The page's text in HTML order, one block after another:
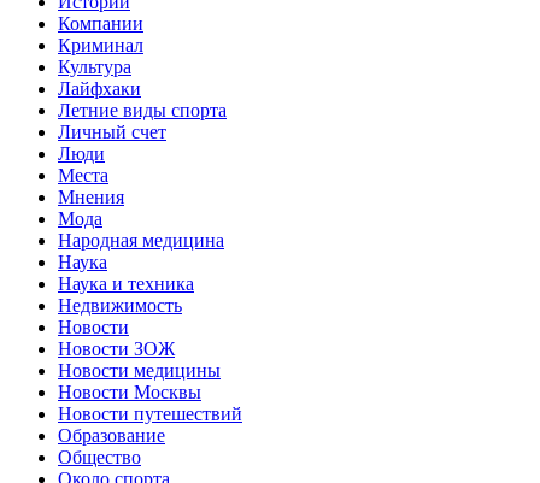
Компании
Криминал
Культура
Лайфхаки
Летние виды спорта
Личный счет
Люди
Места
Мнения
Мода
Народная медицина
Наука
Наука и техника
Недвижимость
Новости
Новости ЗОЖ
Новости медицины
Новости Москвы
Новости путешествий
Образование
Общество
Около спорта